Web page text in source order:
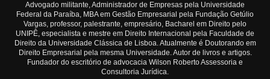
Advogado militante, Administrador de Empresas pela Universidade
Federal da Paraíba, MBA em Gestão Empresarial pela Fundação Getúlio
Vargas, professor, palestrante, empresário, Bacharel em Direito pelo
UNIPÊ, especialista e mestre em Direito Internacional pela Faculdade de
Direito da Universidade Clássica de Lisboa. Atualmente é Doutorando em
Direito Empresarial pela mesma Universidade. Autor de livros e artigos.
Fundador do escritório de advocacia Wilson Roberto Assessoria e
Consultoria Jurídica.